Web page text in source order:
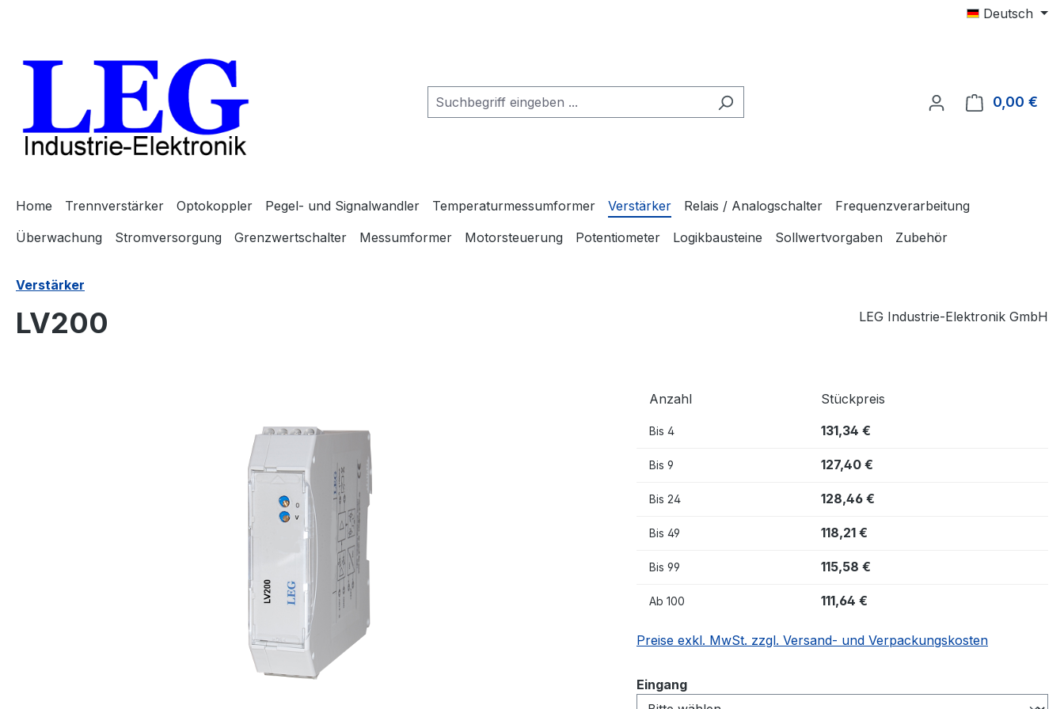
Deutsch
0,00 €
Home Trennverstärker Optokoppler Pegel- und Signalwandler Temperaturmessumformer Verstärker Relais / Analogschalter
Frequenzverarbeitung
Überwachung
Stromversorgung Grenzwertschalter Messumformer Motorsteuerung Potentiometer Logikbausteine Sollwertvorgaben Zubehör
Verstärker
LV200 LEG Industrie-Elektronik GmbH
Anzahl Stückpreis
Bis 4 131,34 €
Bis 9 127,40 €
Bis 24 128,46 €
Bis 49 118,21 €
Bis 99 115,58 €
Ab 100 111,64 €
Preise exkl. MwSt. zzgl. Versand- und Verpackungskosten
Eingangauswählen